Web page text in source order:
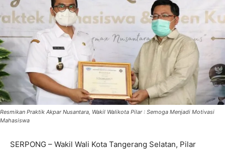
Resmikan Praktik Akpar Nusantara, Wakil Walikota Pilar : Semoga Menjadi Motivasi
Mahasiswa
SERPONG – Wakil Wali Kota Tangerang Selatan, Pilar